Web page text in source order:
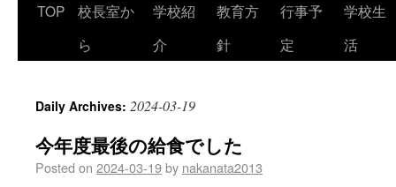
TOP
校長室か
ら
学校紹
介
教育方
針
行事予
定
学校生
活
Daily Archives: 2024-03-19
今年度最後の給食でした
Posted on 2024-03-19by nakanata2013